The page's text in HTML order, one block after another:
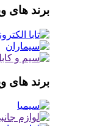
برند های
برند های